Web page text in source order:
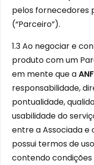
pelos fornecedores
(“Parceiro”).
1.3 Ao negociar e
produto com um
em mente que a
responsabilidade,
pontualidade,
usabilidade do
entre a Associada e
possui termos de
contendo